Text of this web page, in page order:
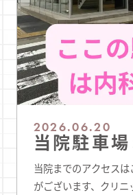
2026.06.20
当院駐車
当院までのアクセス
がございます、クリ